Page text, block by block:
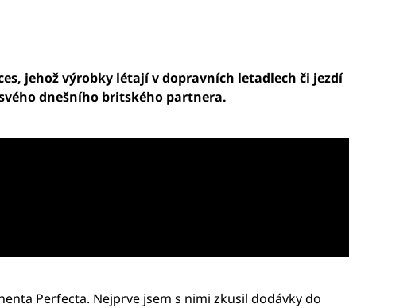
jehož výrobky létají v dopravních letadlech či jezdí
dnešního britského partnera.
Perfecta. Nejprve jsem s nimi zkusil dodávky do